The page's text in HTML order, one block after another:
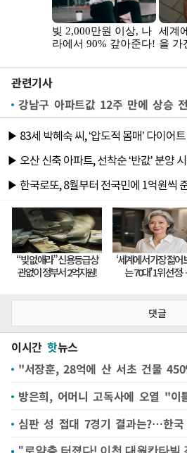
관련기사
댓글
이시간 핫뉴스
"서장훈, 28억에 산 서초 건물
방은희, 어머니 고독사에 오열 "이
심판 성 접대 7경기 결과는?…한